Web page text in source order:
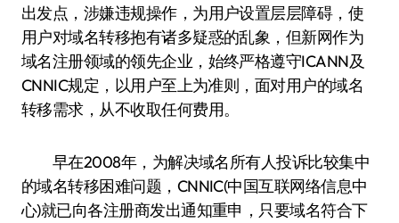
出发点，涉嫌违规操作，为用户设置层层障碍，使
用户对域名转移抱有诸多疑惑的乱象，但新网作为
域名注册领域的领先企业，始终严格遵守ICANN及
CNNIC规定，以用户至上为准则，面对用户的域名
转移需求，从不收取任何费用。
早在2008年，为解决域名所有人投诉比较集中
的域名转移困难问题，CNNIC(中国互联网络信息中
心)就已向各注册商发出通知重申，只要域名符合下